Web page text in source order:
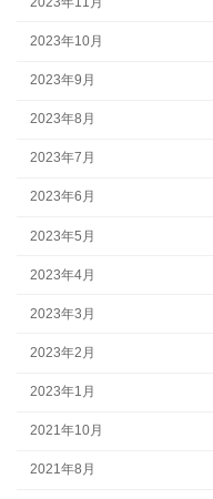
2023年10月
2023年9月
2023年8月
2023年7月
2023年6月
2023年5月
2023年4月
2023年3月
2023年2月
2023年1月
2021年10月
2021年8月